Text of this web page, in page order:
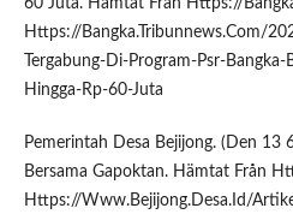
60 Juta. Hämtat Från Https://
Https://Bangka.Tribunnews.Com/
Tergabung-Di-Program-Psr-
Hingga-Rp-60-Juta
Pemerintah Desa Bejijong. (Den 13
Bersama Gapoktan. Hämtat Från
Https://Www.Bejijong.Desa.Id/